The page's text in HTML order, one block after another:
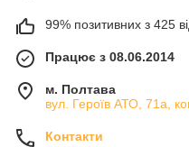
99% позитивних з 425
Працює з 08.06.2014
м. Полтава
вул. Героїв АТО, 71а,
Контакти